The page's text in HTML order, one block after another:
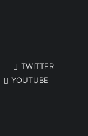
TWITTER
YOUTUBE